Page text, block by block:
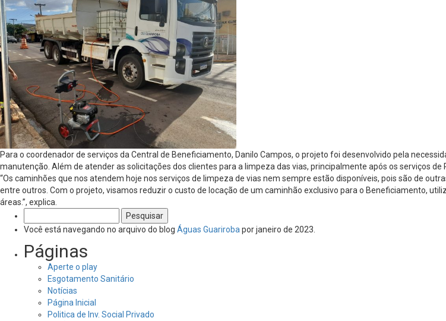
Para o coordenador de serviços da Central de Beneficiamento, Danilo Campos, o projeto foi desenvolvido pela
manutenção. Além de atender as solicitações dos clientes para a limpeza das vias, principalmente após os serviços de
“Os caminhões que nos atendem hoje nos serviços de limpeza de vias nem sempre estão disponíveis, pois são de
entre outros. Com o projeto, visamos reduzir o custo de locação de um caminhão exclusivo para o Beneficiamento,
áreas.”, explica.
por:
Você está navegando no arquivo do blog Águas Guariroba por janeiro de 2023.
Páginas
Aperte o play
Esgotamento Sanitário
Notícias
Página Inicial
Politica de Inv. Social Privado